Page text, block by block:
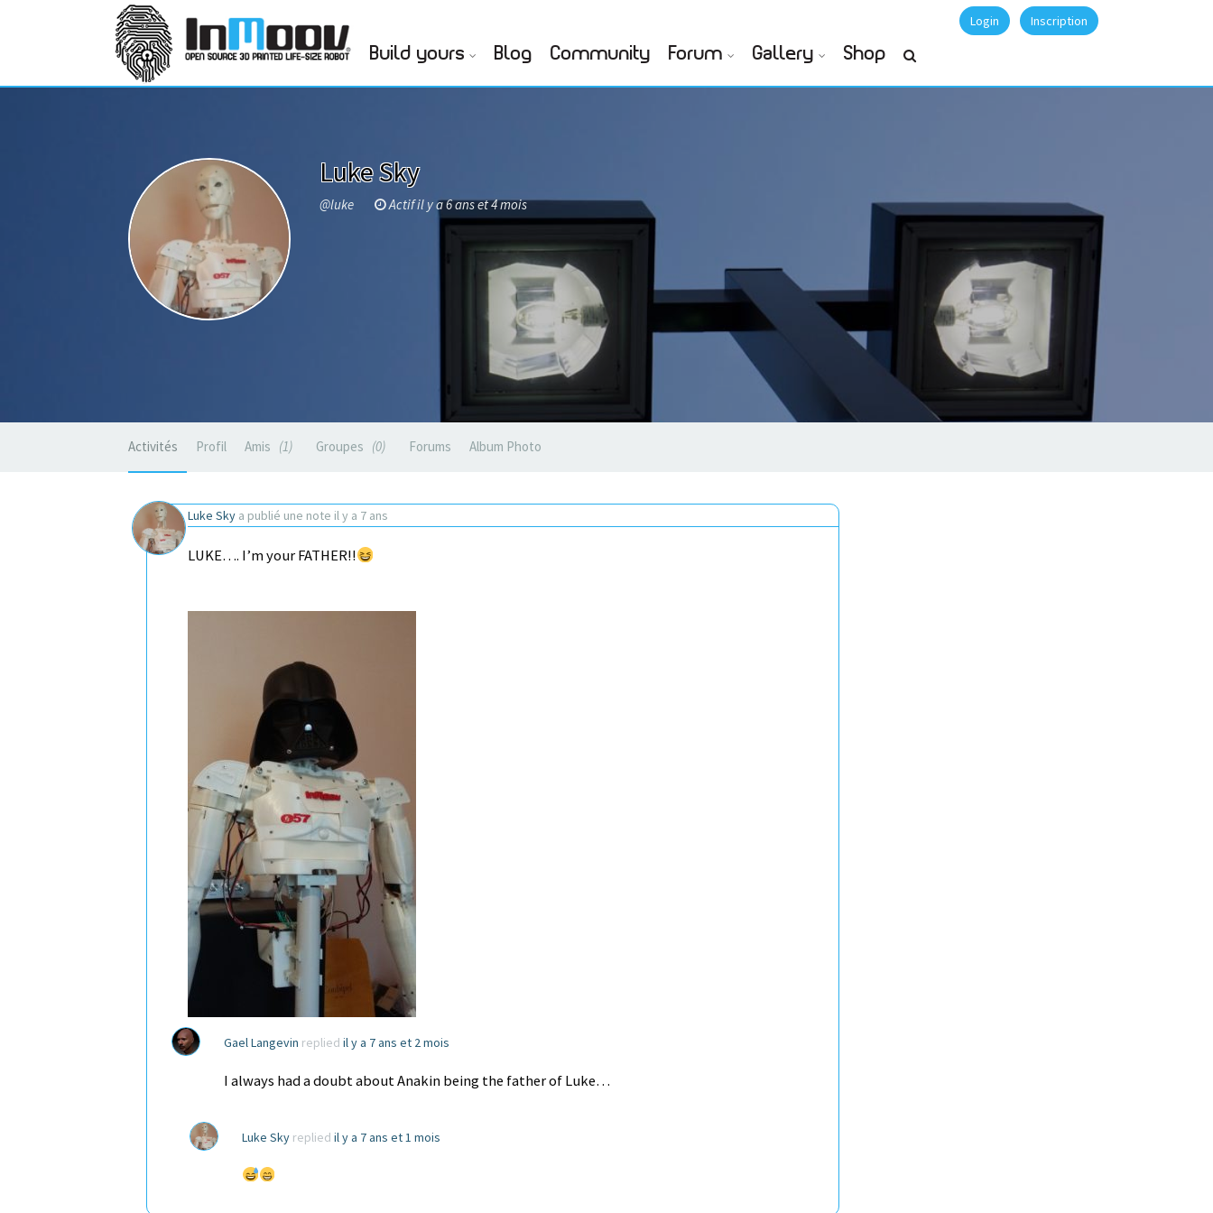
Login Inscription
Build yours Blog Community Forum Gallery Shop
Luke Sky
@luke Actif il y a 6 ans et 4 mois
Activités Profil Amis 1 Groupes 0 Forums Album Photo
Luke Sky a publié une note il y a 7 ans
LUKE…. I’m your FATHER!!
Gael Langevin replied il y a 7 ans et 2 mois
I always had a doubt about Anakin being the father of Luke…
Luke Sky replied il y a 7 ans et 1 mois